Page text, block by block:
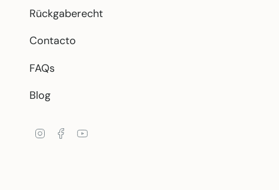
Rückgaberecht
Contacto
FAQs
Blog
InstagramFacebook